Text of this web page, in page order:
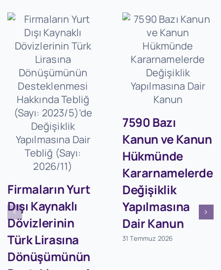
Firmaların Yurt
Dışı Kaynaklı
Dövizlerinin
Türk Lirasına
Dönüşümünün
7590 Bazı
Kanun ve Kanun
Hükmünde
Kararnamelerde
Değişiklik
Yapılmasına
Dair Kanun
31 Temmuz 2026